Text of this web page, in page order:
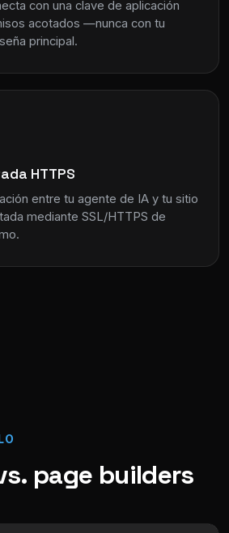
con una clave de aplicación
acotados —nunca con tu
principal.
HTTPS
entre tu agente de IA y tu sitio
mediante SSL/HTTPS de
page builders